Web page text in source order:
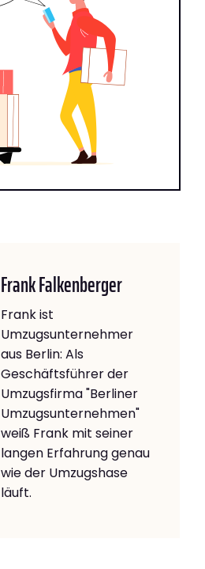
Frank Falkenberger
Frank ist
Umzugsunternehmer
aus Berlin: Als
Geschäftsführer der
Umzugsfirma "Berliner
Umzugsunternehmen"
weiß Frank mit seiner
langen Erfahrung genau
wie der Umzugshase
läuft.